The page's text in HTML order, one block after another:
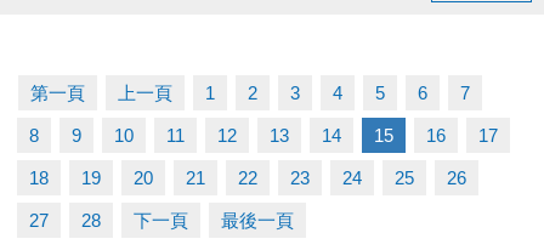
第一頁 上一頁 1 2 3 4 5 6 7
8 9 10 11 12 13 14 15 16 17
18 19 20 21 22 23 24 25 26
27 28 下一頁 最後一頁